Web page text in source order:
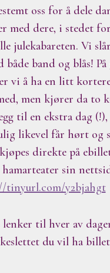
oss for å dele
med dere, i stedet
julekabareten. Vi
både band og blås!
vi å ha en litt
men kjører da to
til en ekstra dag (!),
likevel får hørt og
direkte på
sin
tinyurl.com/y2bjahgt
til hver av
du vil ha